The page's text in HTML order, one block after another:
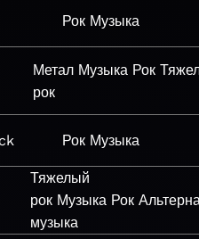
Рок Музыка
Метал Музыка Рок
рок
Рок Музыка
Тяжелый
рок Музыка Рок
музыка